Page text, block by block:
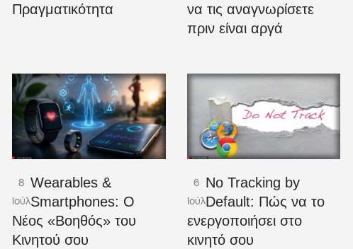
Πραγματικότητα
να τις αναγνωρίσετε
πριν είναι αργά
8
Ιούλ
Wearables &
Smartphones: Ο
Νέος «Βοηθός» του
Κινητού σου
6
Ιούλ
No Tracking by
Default: Πώς να το
ενεργοποιήσει στο
κινητό σου